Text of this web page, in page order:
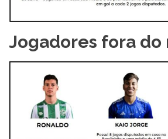
Jogadores fora do